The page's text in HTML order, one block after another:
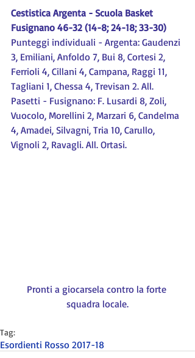
Cestistica Argenta - Scuola Basket
Fusignano 46-32 (14-8; 24-18; 33-30)
Punteggi individuali - Argenta: Gaudenzi
3, Emiliani, Anfoldo 7, Bui 8, Cortesi 2,
Ferrioli 4, Cillani 4, Campana, Raggi 11,
Tagliani 1, Chessa 4, Trevisan 2. All.
Pasetti - Fusignano: F. Lusardi 8, Zoli,
Vuocolo, Morellini 2, Marzari 6, Candelma
4, Amadei, Silvagni, Tria 10, Carullo,
Vignoli 2, Ravagli. All. Ortasi.
Pronti a giocarsela contro la forte
squadra locale.
Tag:
Esordienti Rosso 2017-18